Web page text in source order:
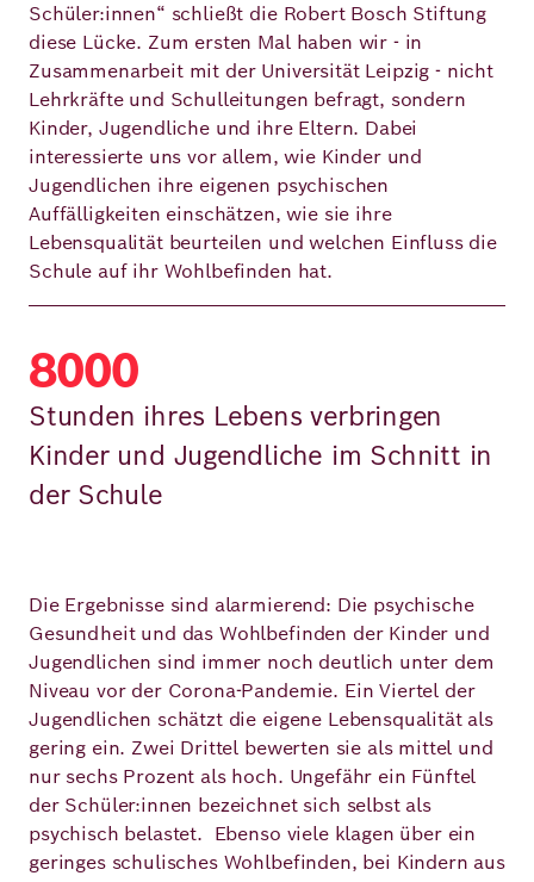
Schüler:innen“ schließt die Robert Bosch Stiftung
diese Lücke. Zum ersten Mal haben wir - in
Zusammenarbeit mit der Universität Leipzig - nicht
Lehrkräfte und Schulleitungen befragt, sondern
Kinder, Jugendliche und ihre Eltern. Dabei
interessierte uns vor allem, wie Kinder und
Jugendlichen ihre eigenen psychischen
Auffälligkeiten einschätzen, wie sie ihre
Lebensqualität beurteilen und welchen Einfluss die
Schule auf ihr Wohlbefinden hat.
8000
Stunden ihres Lebens verbringen
Kinder und Jugendliche im Schnitt in
der Schule
Die Ergebnisse sind alarmierend: Die psychische
Gesundheit und das Wohlbefinden der Kinder und
Jugendlichen sind immer noch deutlich unter dem
Niveau vor der Corona-Pandemie. Ein Viertel der
Jugendlichen schätzt die eigene Lebensqualität als
gering ein. Zwei Drittel bewerten sie als mittel und
nur sechs Prozent als hoch. Ungefähr ein Fünftel
der Schüler:innen bezeichnet sich selbst als
psychisch belastet. Ebenso viele klagen über ein
geringes schulisches Wohlbefinden, bei Kindern aus